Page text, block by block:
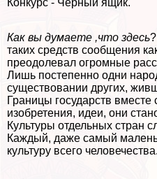
Конкурс - Черный ящик.
Как вы думаете ,что здесь
таких средств сообщения
преодолевал огромные
Лишь постепенно одни
существовании других,
Границы государств
изобретения, идеи, они
Культуры отдельных стран
Каждый, даже самый
культуру всего человечества.